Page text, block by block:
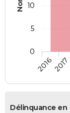
20162017
0
5
10
Délinquance en